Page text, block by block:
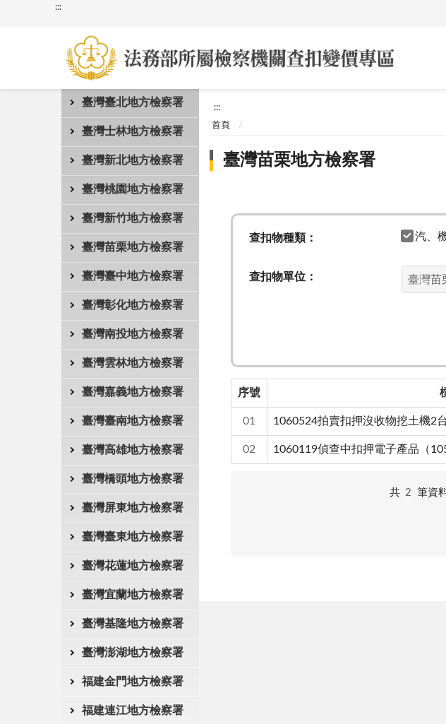
:::
臺灣臺北地方檢察署
臺灣士林地方檢察署
臺灣新北地方檢察署
臺灣桃園地方檢察署
臺灣新竹地方檢察署
臺灣苗栗地方檢察署
臺灣臺中地方檢察署
臺灣彰化地方檢察署
臺灣南投地方檢察署
臺灣雲林地方檢察署
臺灣嘉義地方檢察署
臺灣臺南地方檢察署
臺灣高雄地方檢察署
臺灣橋頭地方檢察署
臺灣屏東地方檢察署
臺灣臺東地方檢察署
臺灣花蓮地方檢察署
臺灣宜蘭地方檢察署
臺灣基隆地方檢察署
臺灣澎湖地方檢察署
福建金門地方檢察署
福建連江地方檢察署
:::
首頁
臺灣苗栗地方檢察署
查扣物種類： 汽、
查扣物單位：
序號
01 1060524拍賣扣押沒收物挖土機2
02 1060119偵查中扣押電子產品（
共 2 筆資